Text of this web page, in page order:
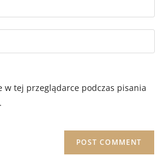
w tej przeglądarce podczas pisania